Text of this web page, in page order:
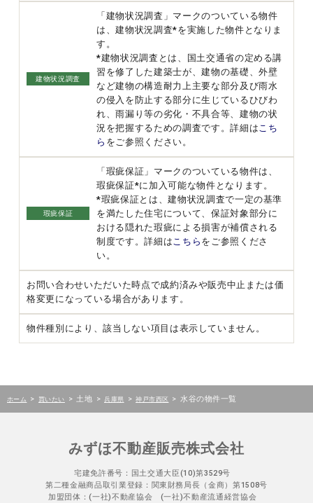
建物状況調査
「建物状況調査」マークのついている物件
は、建物状況調査*を実施した物件となりま
す。
*建物状況調査とは、国土交通省の定める講
習を修了した建築士が、建物の基礎、外壁
など建物の構造耐力上主要な部分及び雨水
の侵入を防止する部分に生じているひびわ
れ、雨漏り等の劣化・不具合等、建物の状
況を把握するための調査です。詳細は こち
ら をご参照ください。
瑕疵保証
「瑕疵保証」マークのついている物件は、
瑕疵保証*に加入可能な物件となります。
*瑕疵保証とは、建物状況調査で一定の基準
を満たした住宅について、保証対象部分に
おける隠れた瑕疵による損害が補償される
制度です。詳細は こちら をご参照くださ
い。
お問い合わせいただいた時点で成約済みや販売中止または価
格変更になっている場合があります。
物件種別により、該当しない項目は表示していません。
ホーム > 買いたい > 土地 > 兵庫県 > 神戸市西区 > 水谷の物件一覧
みずほ不動産販売株式会社
宅建免許番号：国土交通大臣(10)第3529号
第二種金融商品取引業登録：関東財務局長（金商）第1508号
加盟団体：(一社)不動産協会 (一社)不動産流通経営協会